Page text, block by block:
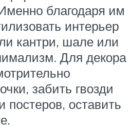
благодаря им
интерьер
кантри, шале или
Для декора
забить гвозди
постеров, оставить